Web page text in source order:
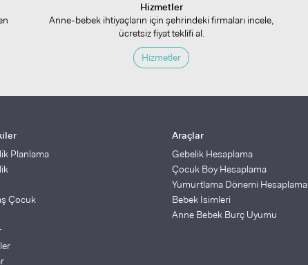
Hizmetler
Anne-bebek ihtiyaçların için şehrindeki firmaları incele,
ücretsiz fiyat teklifi al.
Hizmetler
Planlama
Çocuk
Araçlar
Gebelik Hesaplama
Çocuk Boy Hesaplama
Yumurtlama Dönemi Hesaplama
Bebek İsimleri
Anne Bebek Burç Uyumu